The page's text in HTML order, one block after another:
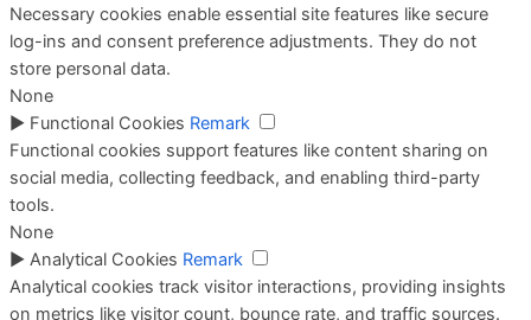
Necessary cookies enable essential site features like secure
log-ins and consent preference adjustments. They do not
store personal data.
None
► Functional Cookies Remark
Functional cookies support features like content sharing on
social media, collecting feedback, and enabling third-party
tools.
None
► Analytical Cookies Remark
Analytical cookies track visitor interactions, providing insights
on metrics like visitor count, bounce rate, and traffic sources.